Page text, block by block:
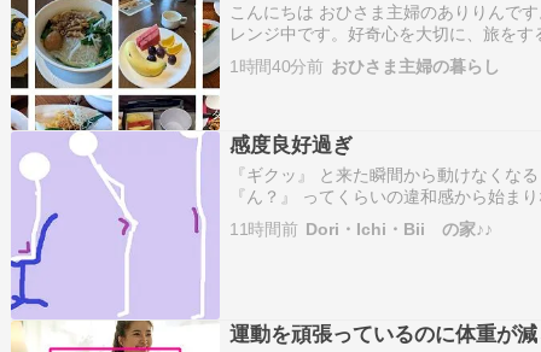
こんにちは おひさま主婦のありりんで
レンジ中です。好奇心を大切に、旅を
の旅行は初日と最終日のランチ以外は
中華の丸テーブルを、見知らぬ皆さん
1時間40分前 おひさま主婦の暮らし
感度良好過ぎ
『ギクッ』 と来た瞬間から動けなくな
『ん？』 ってくらいの違和感から始ま
り あれれ？ ぎっくり腰みたいな症状
り腰みたいな症状 の解説≫座ってる姿
11時間前 Dori・Ichi・Bii の家♪♪
運動を頑張っているのに体重が